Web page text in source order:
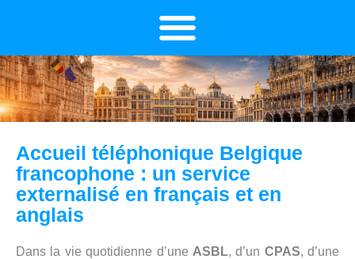
Accueil téléphonique Belgique
francophone : un service
externalisé en français et en
anglais
Dans la vie quotidienne d’une ASBL, d’un CPAS, d’une